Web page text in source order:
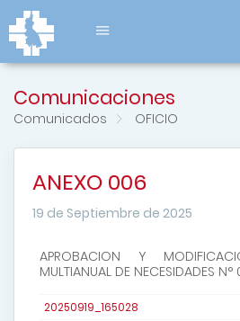
Comunicaciones
Comunicados OFICIO
ANEXO 006
19 de Septiembre de 2025
APROBACION Y
MULTIANUAL DE NECESIDADES
20250919_165028